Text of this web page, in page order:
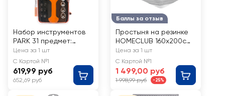
Набор инструментов
PARK 31 предмет:
головки, биты,
отвертка Арт. 8607
Цена за 1 шт
С Картой №1
619,99 руб
652,69 руб
Баллы за отзыв
Простыня на резинке
HOMECLUB 160х200см,
белая, страйп-сатин
Цена за 1 шт
С Картой №1
1 499,00 руб
1 998,99 руб -25%